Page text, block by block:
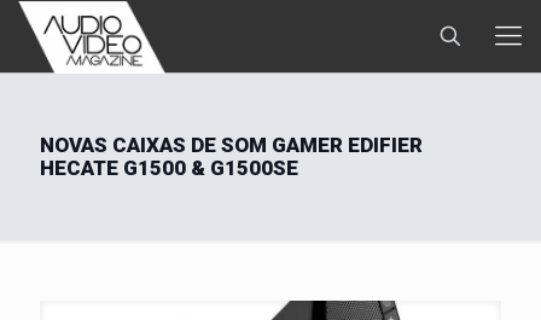
NOVAS CAIXAS DE SOM GAMER EDIFIER
HECATE G1500 & G1500SE